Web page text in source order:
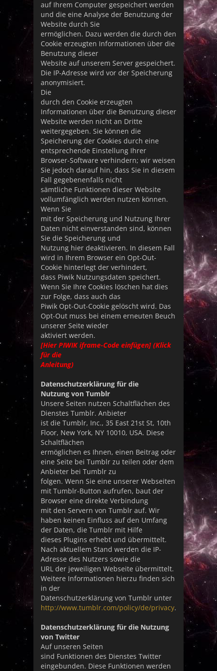
auf Ihrem Computer gespeichert werden
und die eine Analyse der Benutzung der
Website durch Sie
ermöglichen. Dazu werden die durch den
Cookie erzeugten Informationen über die
Benutzung dieser
Website auf unserem Server gespeichert.
Die IP-Adresse wird vor der Speicherung
anonymisiert.
Die
durch den Cookie erzeugten
Informationen über die Benutzung dieser
Website werden nicht an Dritte
weitergegeben. Sie können die
Speicherung der Cookies durch eine
entsprechende Einstellung Ihrer
Browser-Software verhindern; wir weisen
Sie jedoch darauf hin, dass Sie in diesem
Fall gegebenenfalls nicht
sämtliche Funktionen dieser Website
vollumfänglich werden nutzen können.
Wenn Sie
mit der Speicherung und Nutzung Ihrer
Daten nicht einverstanden sind, können
Sie die Speicherung und
Nutzung hier deaktivieren. In diesem Fall
wird in Ihrem Browser ein Opt-Out-
Cookie hinterlegt der verhindert,
dass Piwik Nutzungsdaten speichert.
Wenn Sie Ihre Cookies löschen hat dies
zur Folge, dass auch das
Piwik Opt-Out-Cookie gelöscht wird. Das
Opt-Out muss bei einem erneuten Beuch
unserer Seite wieder
aktiviert werden.
[Hier PIWIK iframe-Code einfügen] (Klick
für die
Anleitung)
Datenschutzerklärung für die
Nutzung von Tumblr
Unsere Seiten nutzen Schaltflächen des
Dienstes Tumblr. Anbieter
ist die Tumblr, Inc., 35 East 21st St, 10th
Floor, New York, NY 10010, USA. Diese
Schaltflächen
ermöglichen es Ihnen, einen Beitrag oder
eine Seite bei Tumblr zu teilen oder dem
Anbieter bei Tumblr zu
folgen. Wenn Sie eine unserer Webseiten
mit Tumblr-Button aufrufen, baut der
Browser eine direkte Verbindung
mit den Servern von Tumblr auf. Wir
haben keinen Einfluss auf den Umfang
der Daten, die Tumblr mit Hilfe
dieses Plugins erhebt und übermittelt.
Nach aktuellem Stand werden die IP-
Adresse des Nutzers sowie die
URL der jeweiligen Webseite übermittelt.
Weitere Informationen hierzu finden sich
in der
Datenschutzerklärung von Tumblr unter
http://www.tumblr.com/policy/de/privacy.
Datenschutzerklärung für die Nutzung
von Twitter
Auf unseren Seiten
sind Funktionen des Dienstes Twitter
eingebunden. Diese Funktionen werden